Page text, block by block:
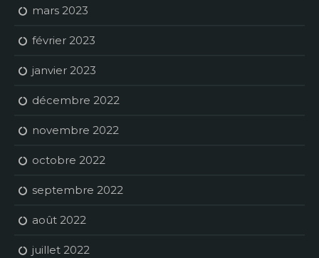
mars 2023
février 2023
janvier 2023
décembre 2022
novembre 2022
octobre 2022
septembre 2022
août 2022
juillet 2022